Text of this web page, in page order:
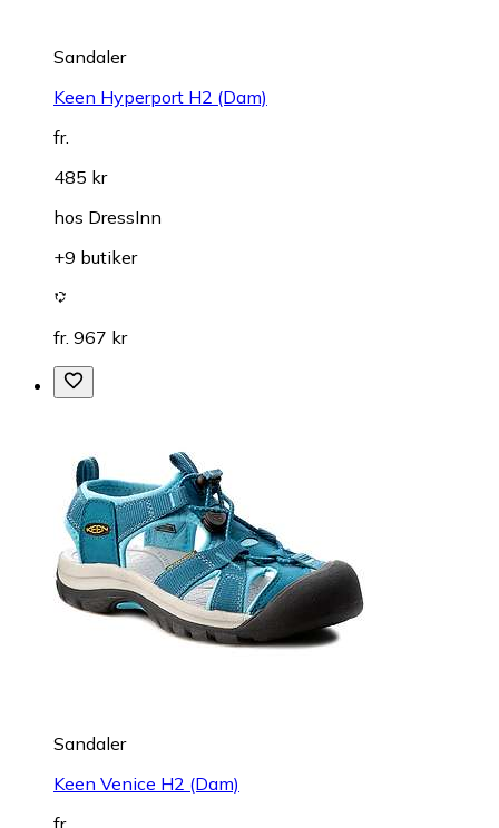
Sandaler
Keen Hyperport H2 (Dam)
fr.
485 kr
hos DressInn
+9 butiker
fr. 967 kr
Sandaler
Keen Venice H2 (Dam)